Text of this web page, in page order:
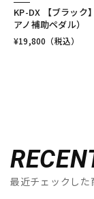
KP-DX 【ブラック
アノ補助ペダル）
¥19,800 （税込）
最近チェックした